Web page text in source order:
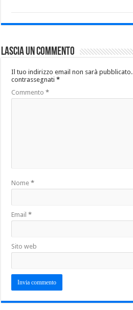
Lascia un commento
Il tuo indirizzo email non sarà pubblicato.
contrassegnati*
Commento*
Nome*
Email*
Sito web